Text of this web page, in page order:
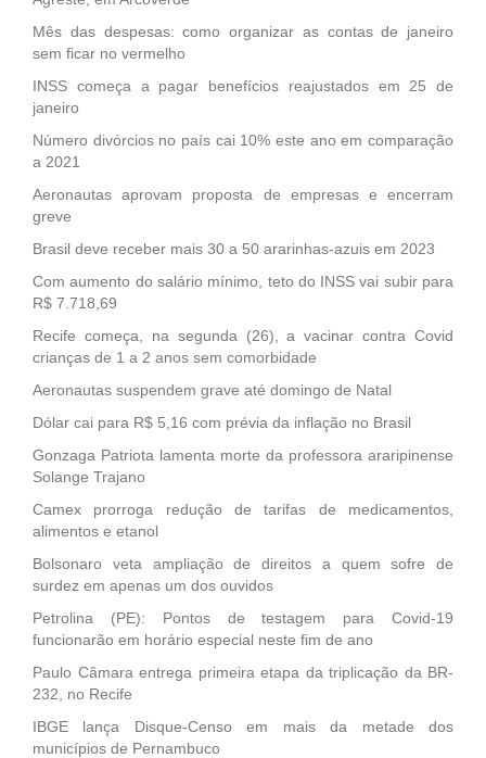
Mês das despesas: como organizar as contas de janeiro
sem ficar no vermelho
INSS começa a pagar benefícios reajustados em 25 de
janeiro
Número divórcios no país cai 10% este ano em comparação
a 2021
Aeronautas aprovam proposta de empresas e encerram
greve
Brasil deve receber mais 30 a 50 ararinhas-azuis em 2023
Com aumento do salário mínimo, teto do INSS vai subir para
R$ 7.718,69
Recife começa, na segunda (26), a vacinar contra Covid
crianças de 1 a 2 anos sem comorbidade
Aeronautas suspendem grave até domingo de Natal
Dólar cai para R$ 5,16 com prévia da inflação no Brasil
Gonzaga Patriota lamenta morte da professora araripinense
Solange Trajano
Camex prorroga redução de tarifas de medicamentos,
alimentos e etanol
Bolsonaro veta ampliação de direitos a quem sofre de
surdez em apenas um dos ouvidos
Petrolina (PE): Pontos de testagem para Covid-19
funcionarão em horário especial neste fim de ano
Paulo Câmara entrega primeira etapa da triplicação da BR-
232, no Recife
IBGE lança Disque-Censo em mais da metade dos
municípios de Pernambuco